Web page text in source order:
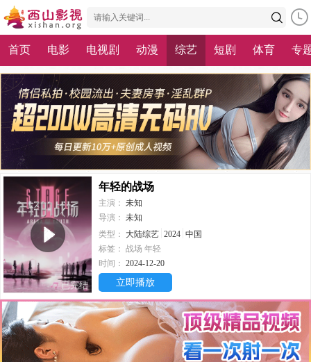
首页 电影 电视剧 动漫 综艺 短剧 体育 专
已完结
年轻的战场
主演： 未知
导演： 未知
类型：
大陆综艺 2024 中国
标签： 战场 年轻
时间： 2024-12-20
立即播放